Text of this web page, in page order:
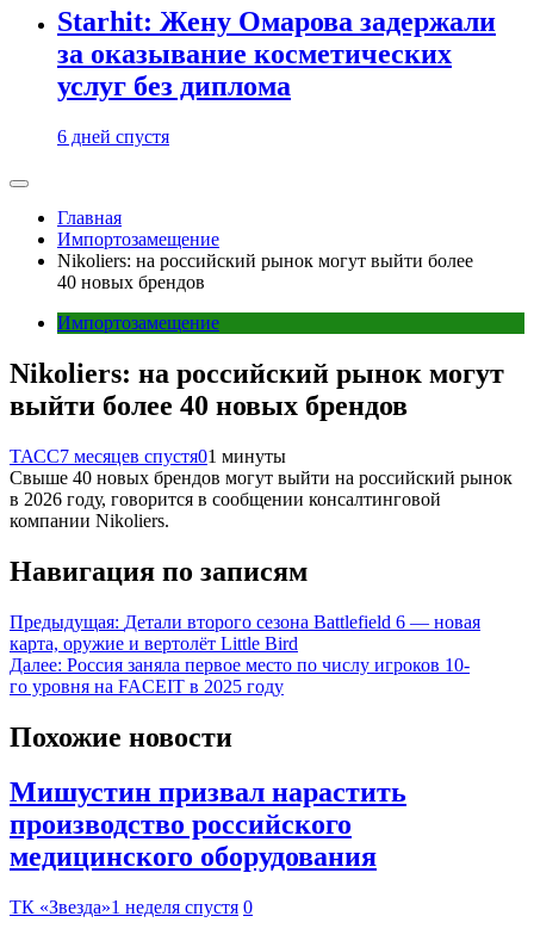
Starhit: Жену Омарова задержали
за оказывание косметических
услуг без диплома
6 дней спустя
Главная
Импортозамещение
Nikoliers: на российский рынок могут выйти более
40 новых брендов
Импортозамещение
Nikoliers: на российский рынок могут
выйти более 40 новых брендов
ТАСС7 месяцев спустя01 минуты
Свыше 40 новых брендов могут выйти на российский рынок
в 2026 году, говорится в сообщении консалтинговой
компании Nikoliers.
Навигация по записям
Предыдущая: Детали второго сезона Battlefield 6 — новая
карта, оружие и вертолёт Little Bird
Далее: Россия заняла первое место по числу игроков 10-
го уровня на FACEIT в 2025 году
Похожие новости
Мишустин призвал нарастить
производство российского
медицинского оборудования
ТК «Звезда»1 неделя спустя 0